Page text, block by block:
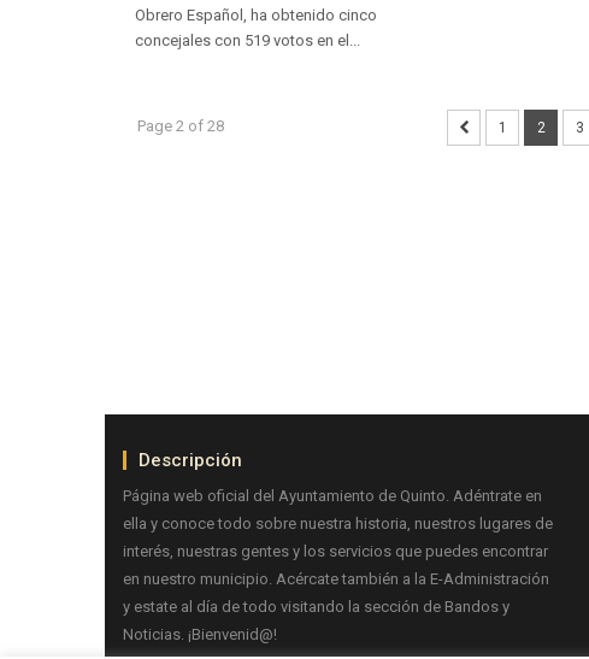
Obrero Español, ha obtenido cinco
concejales con 519 votos en el...
Page 2 of 28 1 2 3
Descripción
Página web oficial del Ayuntamiento de Quinto. Adéntrate en
ella y conoce todo sobre nuestra historia, nuestros lugares de
interés, nuestras gentes y los servicios que puedes encontrar
en nuestro municipio. Acércate también a la E-Administración
y estate al día de todo visitando la sección de Bandos y
Noticias. ¡Bienvenid@!